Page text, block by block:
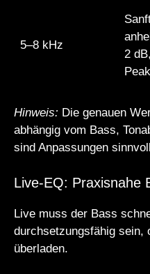
5–8 kHz
2
Hinweis: Die genauen
abhängig vom Bass,
sind Anpassungen
Live-EQ: Praxisnahe
Live muss der Bass
durchsetzungsfähig sein,
überladen.